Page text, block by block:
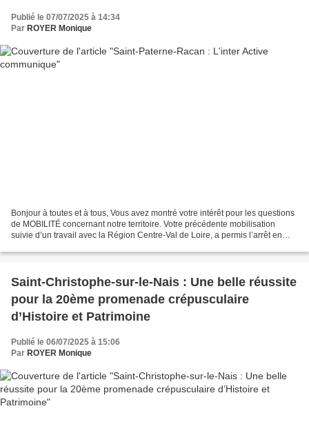
Publié le 07/07/2025 à 14:34
Par ROYER Monique
Bonjour à toutes et à tous, Vous avez montré votre intérêt pour les questions
de MOBILITÉ concernant notre territoire. Votre précédente mobilisation
suivie d’un travail avec la Région Centre-Val de Loire, a permis l’arrêt en
Saint-Christophe-sur-le-Nais : Une belle réussite
pour la 20ème promenade crépusculaire
d’Histoire et Patrimoine
Publié le 06/07/2025 à 15:06
Par ROYER Monique